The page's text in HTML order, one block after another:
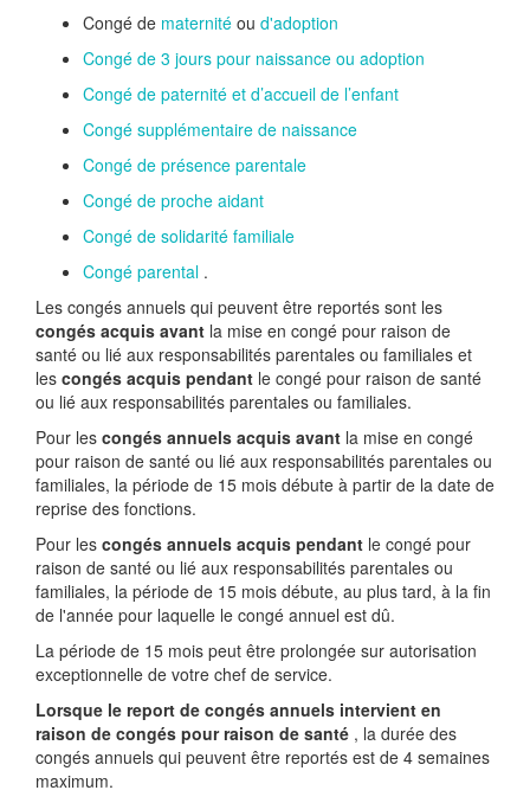
Congé de maternité ou d'adoption
Congé de 3 jours pour naissance ou adoption
Congé de paternité et d’accueil de l’enfant
Congé supplémentaire de naissance
Congé de présence parentale
Congé de proche aidant
Congé de solidarité familiale
Congé parental .
Les congés annuels qui peuvent être reportés sont les
congés acquis avant la mise en congé pour raison de
santé ou lié aux responsabilités parentales ou familiales et
les congés acquis pendant le congé pour raison de santé
ou lié aux responsabilités parentales ou familiales.
Pour les congés annuels acquis avant la mise en congé
pour raison de santé ou lié aux responsabilités parentales ou
familiales, la période de 15 mois débute à partir de la date de
reprise des fonctions.
Pour les congés annuels acquis pendant le congé pour
raison de santé ou lié aux responsabilités parentales ou
familiales, la période de 15 mois débute, au plus tard, à la fin
de l'année pour laquelle le congé annuel est dû.
La période de 15 mois peut être prolongée sur autorisation
exceptionnelle de votre chef de service.
Lorsque le report de congés annuels intervient en
raison de congés pour raison de santé , la durée des
congés annuels qui peuvent être reportés est de 4 semaines
maximum.